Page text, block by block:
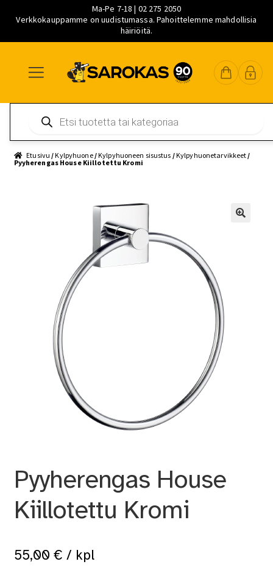
Ma-Pe 7-18 | 02 275 2050
Verkkokauppamme on uudistumassa. Pahoittelemme mahdollisia
häiriöitä.
navigointiin
sisältöön
pääsisältöön
search
Etusivu /Kylpyhuone/Kylpyhuoneen sisustus /Kylpyhuonetarvikkeet /
Pyyherengas House Kiillotettu Kromi
Pyyherengas House
Kiillotettu Kromi
55,00 € / kpl